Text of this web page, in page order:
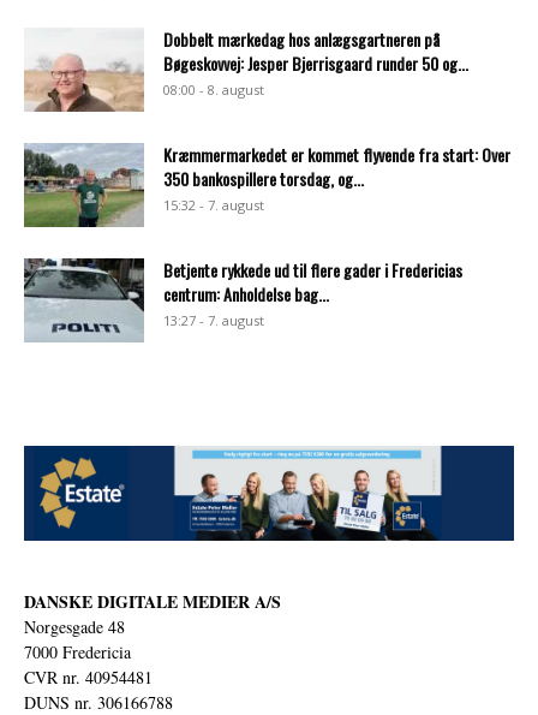
Dobbelt mærkedag hos anlægsgartneren på
Bøgeskovvej: Jesper Bjerrisgaard runder 50 og...
08:00 - 8. august
Kræmmermarkedet er kommet flyvende fra start: Over
350 bankospillere torsdag, og...
15:32 - 7. august
Betjente rykkede ud til flere gader i Fredericias
centrum: Anholdelse bag...
13:27 - 7. august
DANSKE DIGITALE MEDIER A/S
Norgesgade 48
7000 Fredericia
CVR nr. 40954481
DUNS nr. 306166788